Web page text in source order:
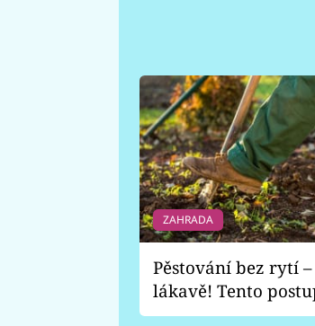
ZAHRADA
Pěstování bez rytí
lákavě! Tento
vhodný jen pro